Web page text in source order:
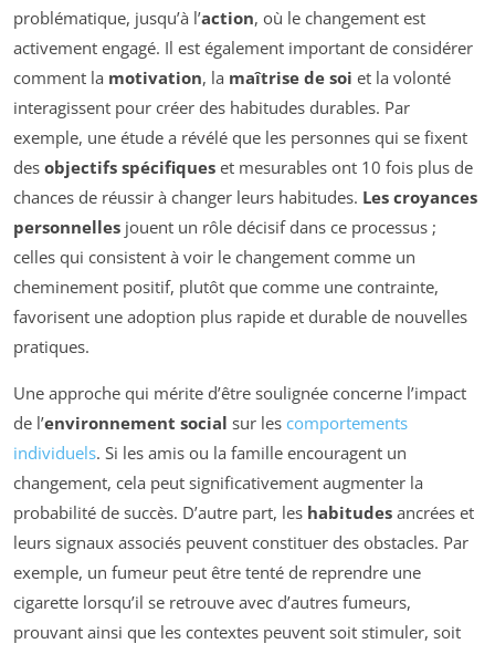
problématique, jusqu’à l’action, où le changement est
activement engagé. Il est également important de considérer
comment la motivation, la maîtrise de soi et la volonté
interagissent pour créer des habitudes durables. Par
exemple, une étude a révélé que les personnes qui se fixent
des objectifs spécifiques et mesurables ont 10 fois plus de
chances de réussir à changer leurs habitudes. Les croyances
personnelles jouent un rôle décisif dans ce processus ;
celles qui consistent à voir le changement comme un
cheminement positif, plutôt que comme une contrainte,
favorisent une adoption plus rapide et durable de nouvelles
pratiques.
Une approche qui mérite d’être soulignée concerne l’impact
de l’environnement social sur les comportements
individuels. Si les amis ou la famille encouragent un
changement, cela peut significativement augmenter la
probabilité de succès. D’autre part, les habitudes ancrées et
leurs signaux associés peuvent constituer des obstacles. Par
exemple, un fumeur peut être tenté de reprendre une
cigarette lorsqu’il se retrouve avec d’autres fumeurs,
prouvant ainsi que les contextes peuvent soit stimuler, soit